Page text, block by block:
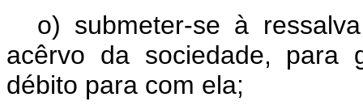
o) submeter-se à
acêrvo da sociedade, para
débito para com ela;